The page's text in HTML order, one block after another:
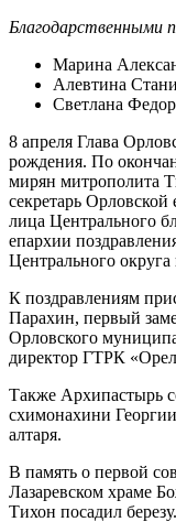
Благодарственными
Марина
Алевтина
Светлана
8 апреля Глава
рождения. По
мирян митрополита
секретарь
лица Центрального
епархии
Центрального
К поздравлениям
Парахин, первый
Орловского
директор ГТРК
Также Архипастырь
схимонахини
алтаря.
В память о первой
Лазаревском храме
Тихон посадил березу.